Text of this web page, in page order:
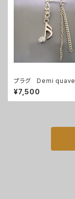
プラグ Demi
(1個)
¥7,500